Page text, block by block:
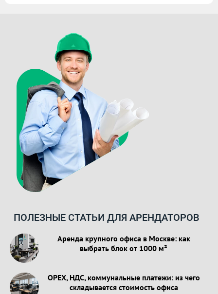
ПОЛЕЗНЫЕ СТАТЬИ ДЛЯ АРЕНДАТОРОВ
Аренда крупного офиса в Москве: как
выбрать блок от 1000 м²
OPEX, НДС, коммунальные платежи: из чего
складывается стоимость офиса